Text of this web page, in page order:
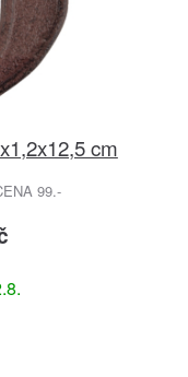
cm
99.-